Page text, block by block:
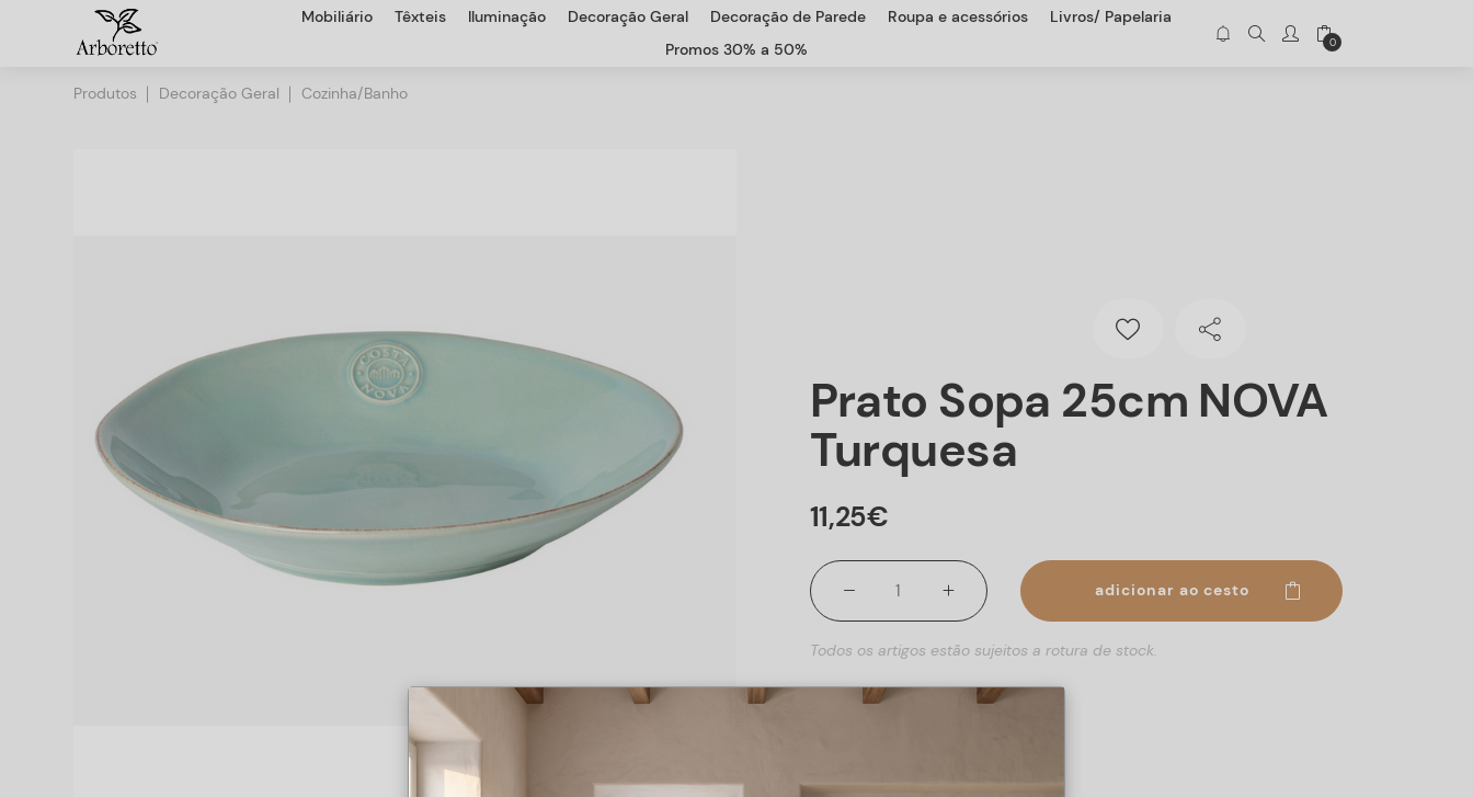
Mobiliário Têxteis Iluminação Decoração Geral Decoração de Parede Roupa e acessórios
Livros/ Papelaria
Promos 30% a 50%
0
Produtos Decoração Geral Cozinha/Banho
Prato Sopa 25cm NOVA
Turquesa
11,25€
adicionar ao cesto
Todos os artigos estão sujeitos a rotura de stock.